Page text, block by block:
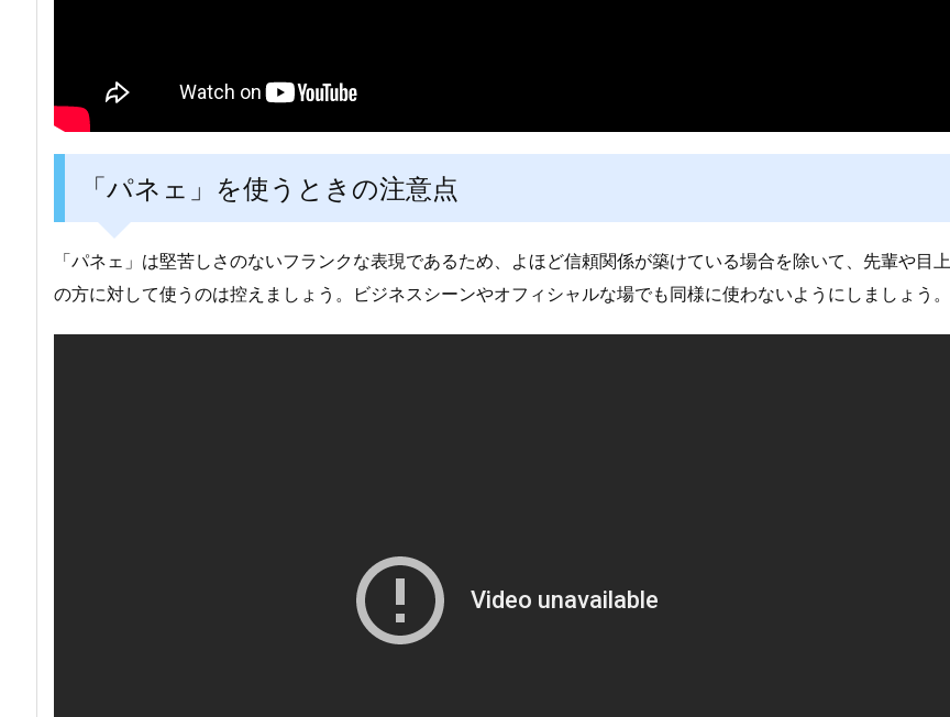
「パネェ」を使うときの注意点
「パネェ」は堅苦しさのないフランクな表現であるため、よほど信頼関係が築けている場合を除いて、先輩や目上
の方に対して使うのは控えましょう。ビジネスシーンやオフィシャルな場でも同様に使わないようにしましょう。